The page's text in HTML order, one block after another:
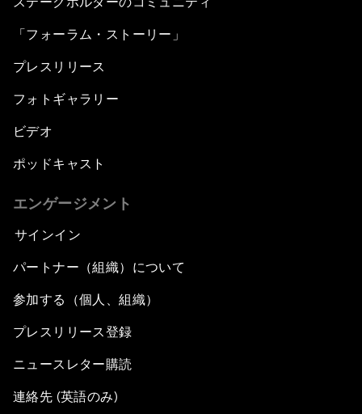
「フォーラム・ストーリー」
プレスリリース
フォトギャラリー
ビデオ
ポッドキャスト
エンゲージメント
サインイン
パートナー（組織）について
参加する（個人、組織）
プレスリリース登録
ニュースレター購読
連絡先 (英語のみ)